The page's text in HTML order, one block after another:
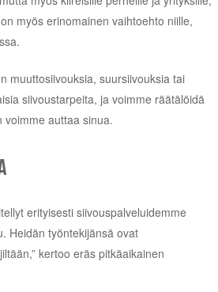
myös erinomainen vaihtoehto niille,
muuttosiivouksia, suursiivouksia tai
siivoustarpeita, ja voimme räätälöidä
auttaa sinua.
erityisesti siivouspalveluidemme
Heidän työntekijänsä ovat
kertoo eräs pitkäaikainen